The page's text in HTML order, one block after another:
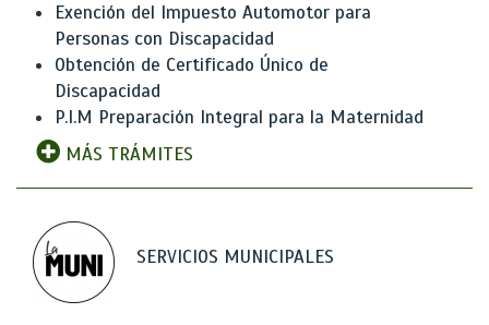
Exención del Impuesto Automotor para
Personas con Discapacidad
Obtención de Certificado Único de
Discapacidad
P.I.M Preparación Integral para la Maternidad
MÁS TRÁMITES
SERVICIOS MUNICIPALES